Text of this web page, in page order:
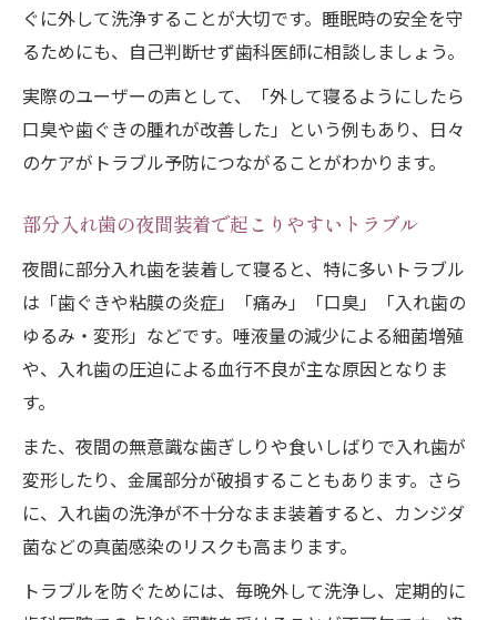
ぐに外して洗浄することが大切です。睡眠時の安全を守
るためにも、自己判断せず歯科医師に相談しましょう。
実際のユーザーの声として、「外して寝るようにしたら
口臭や歯ぐきの腫れが改善した」という例もあり、日々
のケアがトラブル予防につながることがわかります。
部分入れ歯の夜間装着で起こりやすいトラブル
夜間に部分入れ歯を装着して寝ると、特に多いトラブル
は「歯ぐきや粘膜の炎症」「痛み」「口臭」「入れ歯の
ゆるみ・変形」などです。唾液量の減少による細菌増殖
や、入れ歯の圧迫による血行不良が主な原因となりま
す。
また、夜間の無意識な歯ぎしりや食いしばりで入れ歯が
変形したり、金属部分が破損することもあります。さら
に、入れ歯の洗浄が不十分なまま装着すると、カンジダ
菌などの真菌感染のリスクも高まります。
トラブルを防ぐためには、毎晩外して洗浄し、定期的に